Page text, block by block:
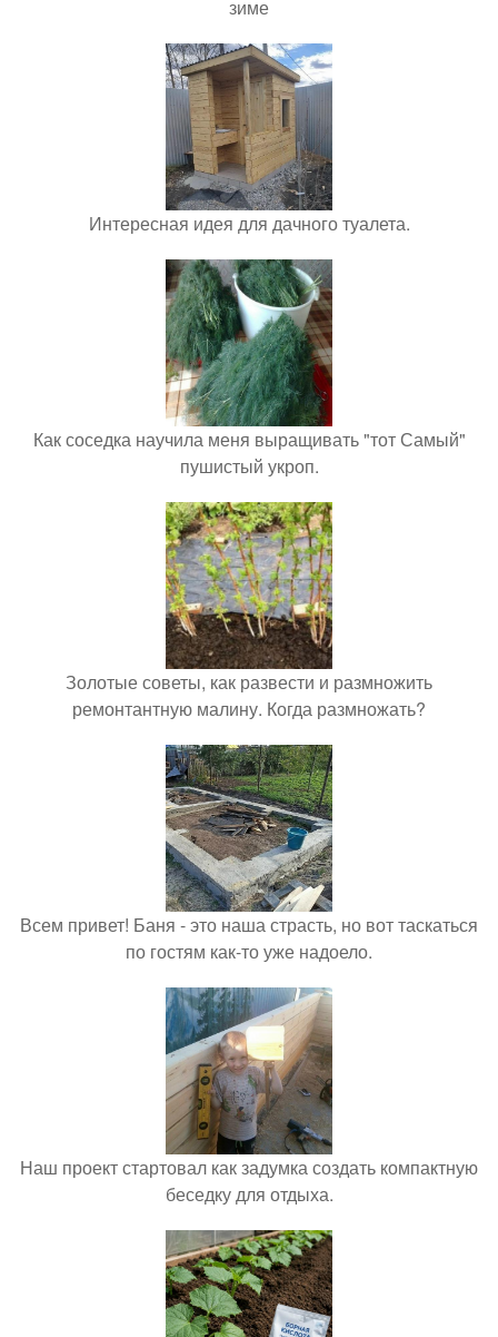
зиме
Интересная идея для дачного туалета.
Как соседка научила меня выращивать "тот Самый"
пушистый укроп.
Золотые советы, как развести и размножить
ремонтантную малину. Когда размножать?
Всем привет! Баня - это наша страсть, но вот таскаться
по гостям как-то уже надоело.
Наш проект стартовал как задумка создать компактную
беседку для отдыха.